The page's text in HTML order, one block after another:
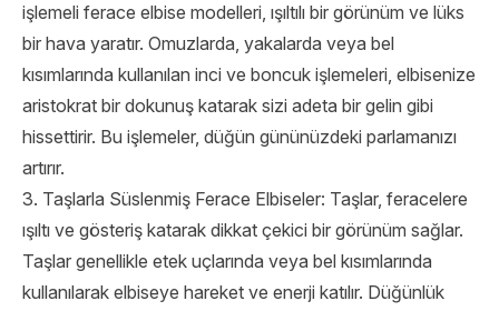
işlemeli ferace elbise modelleri, ışıltılı bir görünüm ve lüks
bir hava yaratır. Omuzlarda, yakalarda veya bel
kısımlarında kullanılan inci ve boncuk işlemeleri, elbisenize
aristokrat bir dokunuş katarak sizi adeta bir gelin gibi
hissettirir. Bu işlemeler, düğün gününüzdeki parlamanızı
artırır.
3. Taşlarla Süslenmiş Ferace Elbiseler: Taşlar, feracelere
ışıltı ve gösteriş katarak dikkat çekici bir görünüm sağlar.
Taşlar genellikle etek uçlarında veya bel kısımlarında
kullanılarak elbiseye hareket ve enerji katılır. Düğünlük